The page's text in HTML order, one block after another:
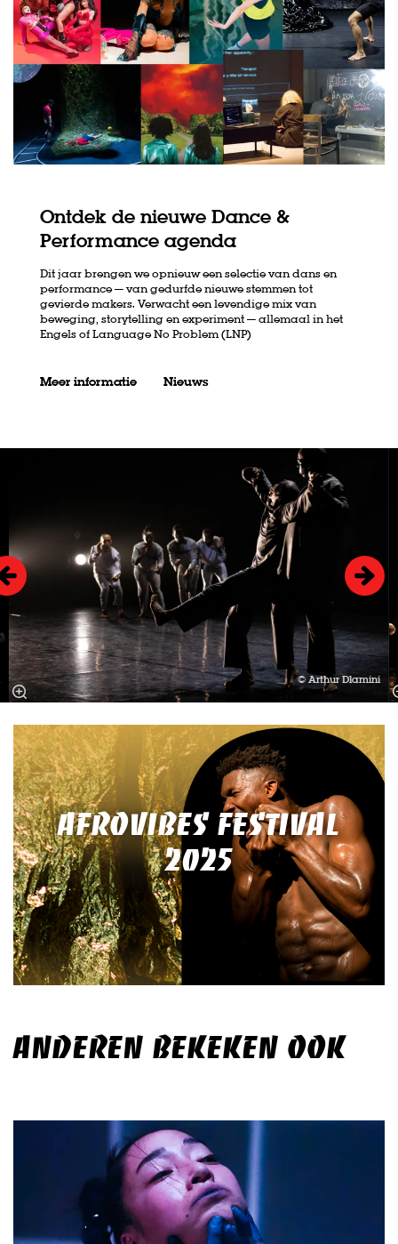
Ontdek de nieuwe Dance &
Performance agenda
Dit jaar brengen we opnieuw een selectie van dans en
performance — van gedurfde nieuwe stemmen tot
gevierde makers. Verwacht een levendige mix van
beweging, storytelling en experiment — allemaal in het
Engels of Language No Problem (LNP)
Meer informatie Nieuws
© Arthur Dlamini
AFROVIBES FESTIVAL
2025
ANDEREN BEKEKEN OOK